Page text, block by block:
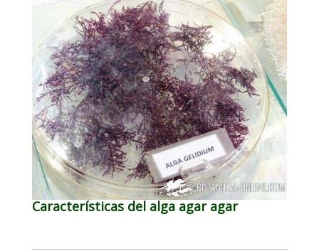
Características del alga agar agar